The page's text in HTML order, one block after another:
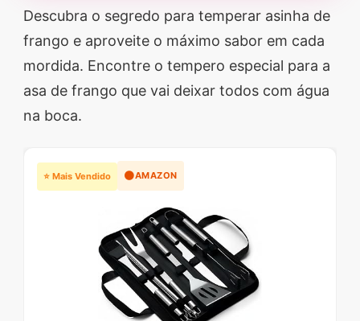
Descubra o segredo para temperar asinha de
frango e aproveite o máximo sabor em cada
mordida. Encontre o tempero especial para a
asa de frango que vai deixar todos com água
na boca.
⭐ Mais Vendido 🟠AMAZON